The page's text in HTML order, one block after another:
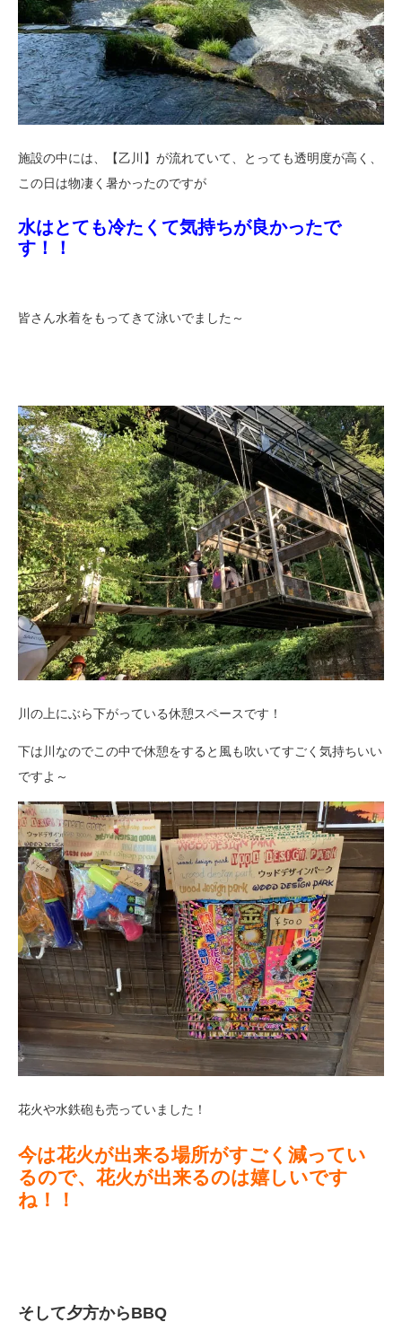
施設の中には、【乙川】が流れていて、とっても透明度が高く、
この日は物凄く暑かったのですが
水はとても冷たくて気持ちが良かったで
す！！
皆さん水着をもってきて泳いでました～
川の上にぶら下がっている休憩スペースです！
下は川なのでこの中で休憩をすると風も吹いてすごく気持ちいい
ですよ～
花火や水鉄砲も売っていました！
今は花火が出来る場所がすごく減ってい
るので、花火が出来るのは嬉しいです
ね！！
そして夕方からBBQ